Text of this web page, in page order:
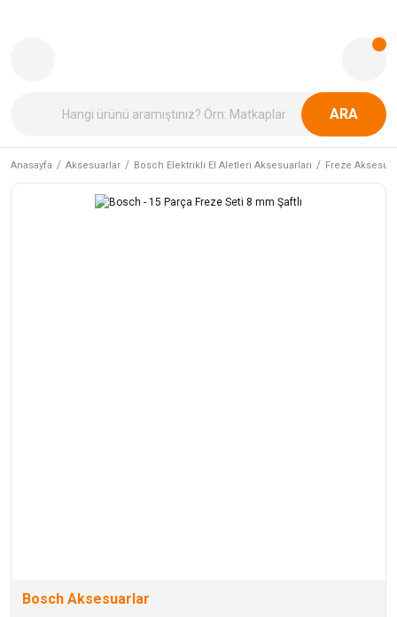
ARA
Anasayfa Aksesuarlar Bosch Elektrikli El Aletleri Aksesuarları Freze
Bosch Aksesuarlar